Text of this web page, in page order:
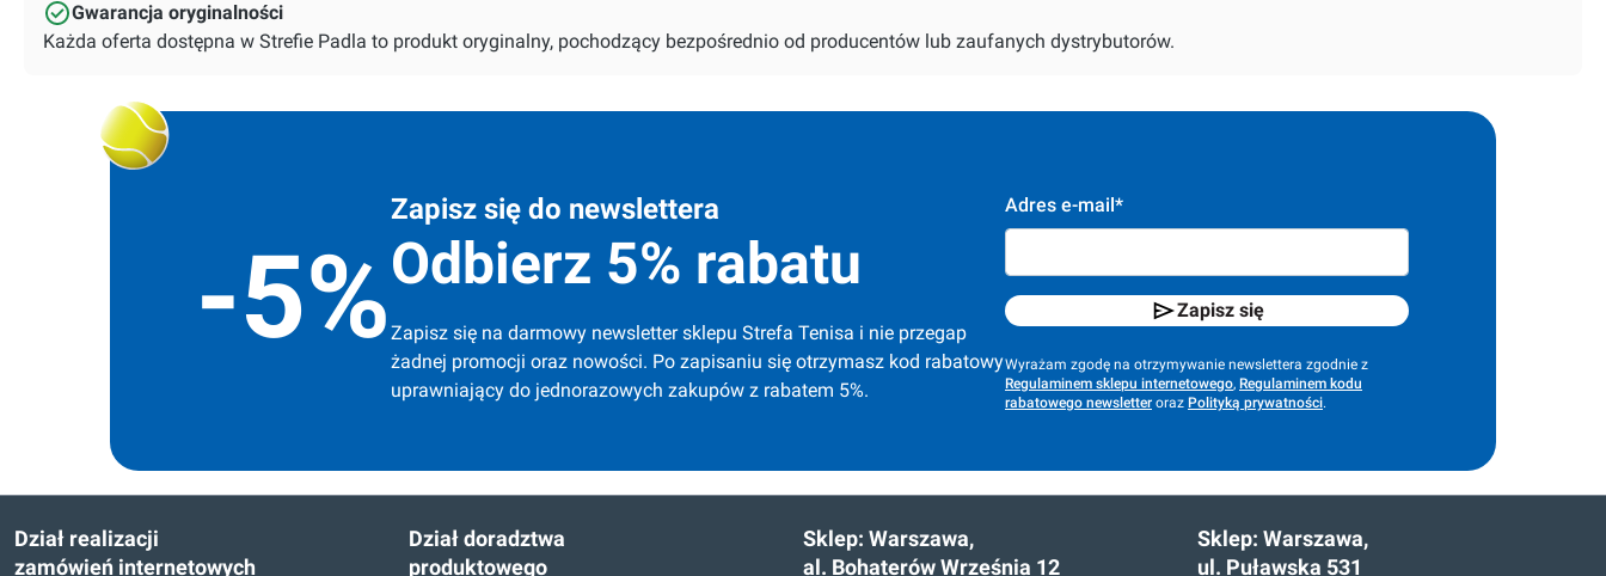
Gwarancja oryginalności
Każda oferta dostępna w Strefie Padla to produkt oryginalny, pochodzący bezpośrednio od producentów lub zaufanych dystrybutorów.
-5%
Zapisz się do newslettera
Odbierz 5% rabatu
Zapisz się na darmowy newsletter sklepu Strefa Tenisa i nie przegap
żadnej promocji oraz nowości. Po zapisaniu się otrzymasz kod rabatowy
uprawniający do jednorazowych zakupów z rabatem 5%.
Adres e-mail*
Zapisz się
Wyrażam zgodę na otrzymywanie newslettera zgodnie z
Regulaminem sklepu internetowego, Regulaminem kodu
rabatowego newsletter oraz Polityką prywatności.
Dział realizacji
zamówień internetowych
Dział doradztwa
produktowego
Sklep: Warszawa,
al. Bohaterów Września 12
Sklep: Warszawa,
ul. Puławska 531